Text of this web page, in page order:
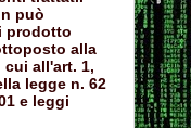
può
prodotto
alla
all'art. 1,
legge n. 62
e leggi